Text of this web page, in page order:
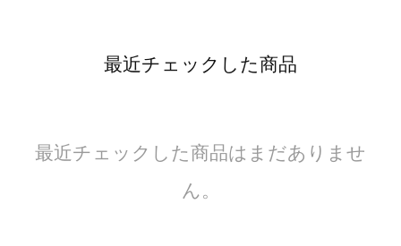
最近チェックした商品
最近チェックした商品はまだありませ
ん。